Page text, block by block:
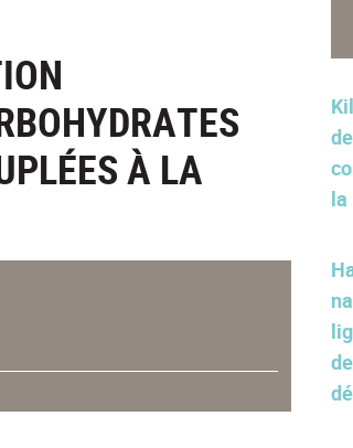
À LA
la